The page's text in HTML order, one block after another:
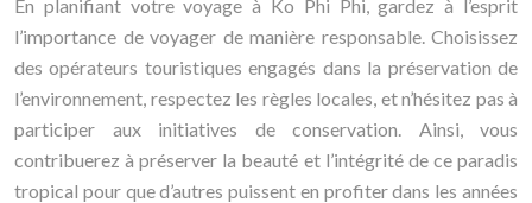
En planifiant votre voyage à Ko Phi Phi, gardez à l’esprit
l’importance de voyager de manière responsable. Choisissez
des opérateurs touristiques engagés dans la préservation de
l’environnement, respectez les règles locales, et n’hésitez pas à
participer aux initiatives de conservation. Ainsi, vous
contribuerez à préserver la beauté et l’intégrité de ce paradis
tropical pour que d’autres puissent en profiter dans les années